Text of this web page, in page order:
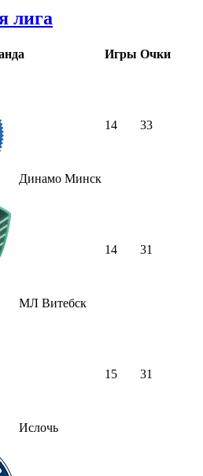
лига
Игры Очки
Динамо Минск
14 33
МЛ Витебск
14 31
Ислочь
15 31